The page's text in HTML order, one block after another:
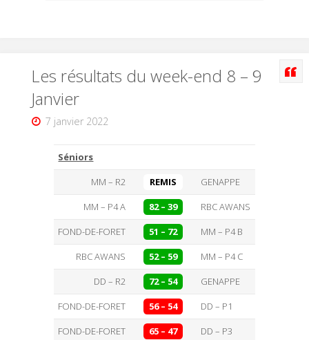
Les résultats du week-end 8 – 9
Janvier
7 janvier 2022
Séniors
MM – R2
REMIS
GENAPPE
MM – P4 A
82 – 39
RBC AWANS
FOND-DE-FORET
51 – 72
MM – P4 B
RBC AWANS
52 – 59
MM – P4 C
DD – R2
72 – 54
GENAPPE
FOND-DE-FORET
56 – 54
DD – P1
FOND-DE-FORET
65 – 47
DD – P3